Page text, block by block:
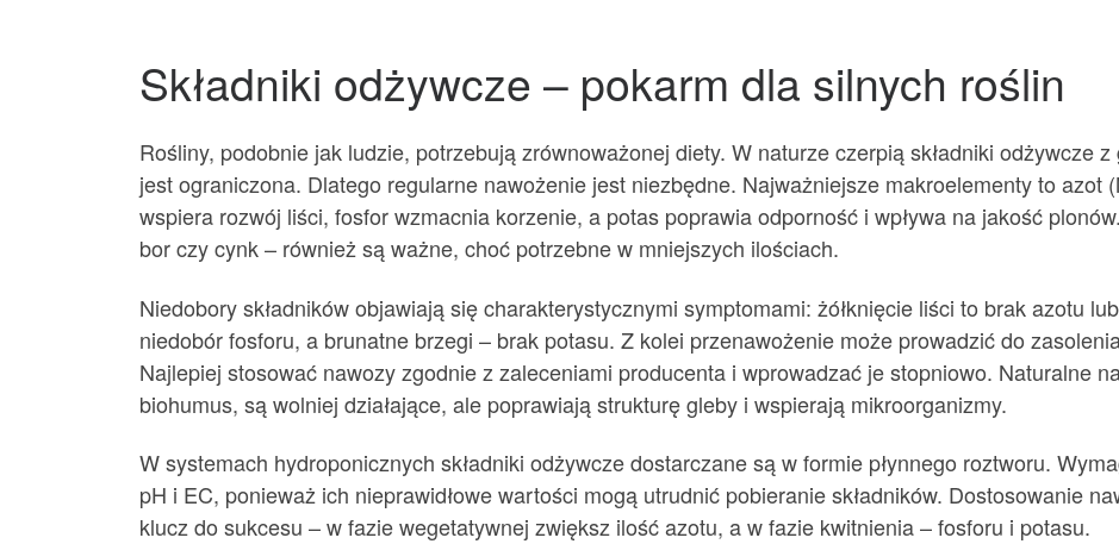
Składniki odżywcze – pokarm dla silnych roślin
Rośliny, podobnie jak ludzie, potrzebują zrównoważonej diety. W naturze czerpią składniki odżywcze
jest ograniczona. Dlatego regularne nawożenie jest niezbędne. Najważniejsze makroelementy to azot
wspiera rozwój liści, fosfor wzmacnia korzenie, a potas poprawia odporność i wpływa na jakość
bor czy cynk – również są ważne, choć potrzebne w mniejszych ilościach.
Niedobory składników objawiają się charakterystycznymi symptomami: żółknięcie liści to brak azotu
niedobór fosforu, a brunatne brzegi – brak potasu. Z kolei przenawożenie może prowadzić do
Najlepiej stosować nawozy zgodnie z zaleceniami producenta i wprowadzać je stopniowo. Naturalne
biohumus, są wolniej działające, ale poprawiają strukturę gleby i wspierają mikroorganizmy.
W systemach hydroponicznych składniki odżywcze dostarczane są w formie płynnego roztworu.
pH i EC, ponieważ ich nieprawidłowe wartości mogą utrudnić pobieranie składników. Dostosowanie
klucz do sukcesu – w fazie wegetatywnej zwiększ ilość azotu, a w fazie kwitnienia – fosforu i potasu.